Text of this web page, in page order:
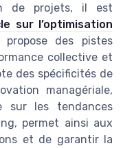
de projets, il est
sur l’optimisation
des pistes
collective et
des spécificités de
managériale,
sur les tendances
permet ainsi aux
et de garantir la